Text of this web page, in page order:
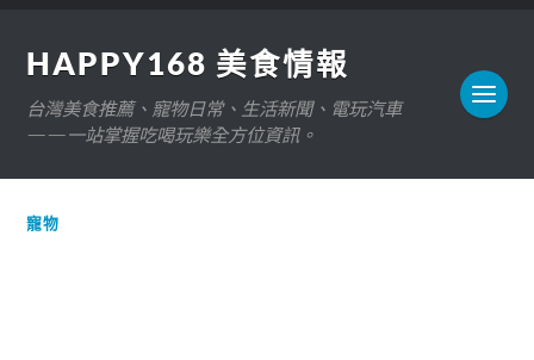
HAPPY168 美食情報
台灣美食推薦、寵物日常、生活新聞、電玩汽車
——一站掌握吃喝玩樂全方位資訊。
寵物